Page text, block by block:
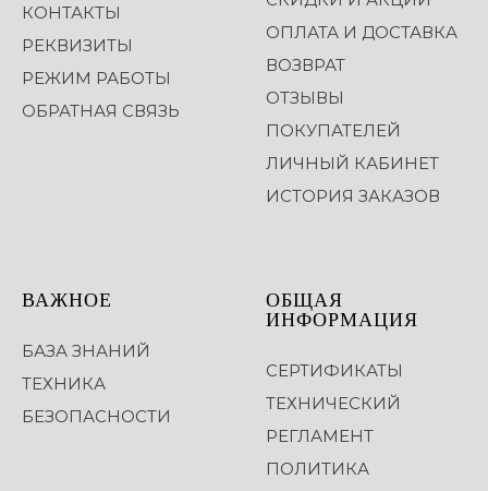
КОНТАКТЫ
РЕКВИЗИТЫ
РЕЖИМ РАБОТЫ
ОБРАТНАЯ СВЯЗЬ
ОПЛАТА И ДОСТАВКА
ВОЗВРАТ
ОТЗЫВЫ
ПОКУПАТЕЛЕЙ
ЛИЧНЫЙ КАБИНЕТ
ИСТОРИЯ ЗАКАЗОВ
ВАЖНОЕ
БАЗА ЗНАНИЙ
ТЕХНИКА
БЕЗОПАСНОСТИ
ОБЩАЯ
ИНФОРМАЦИЯ
СЕРТИФИКАТЫ
ТЕХНИЧЕСКИЙ
РЕГЛАМЕНТ
ПОЛИТИКА